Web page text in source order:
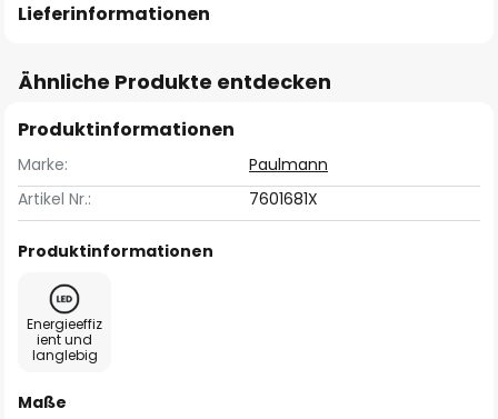
Lieferinformationen
Ähnliche Produkte entdecken
Produktinformationen
Marke:
Paulmann
Artikel Nr.:
7601681X
Produktinformationen
Energieeffiz
ient und
langlebig
Maße